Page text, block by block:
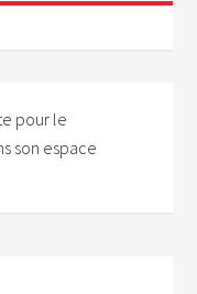
pour le
son espace